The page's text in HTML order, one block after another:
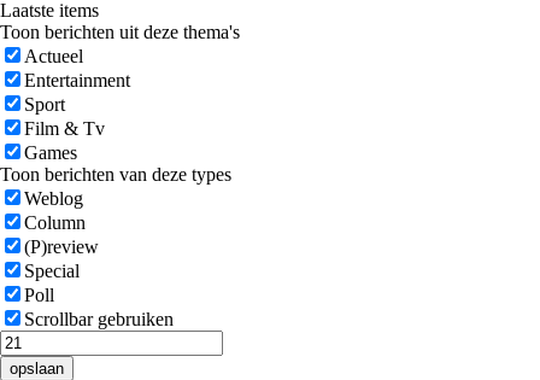
Laatste items
Toon berichten uit deze thema's
Actueel
Entertainment
Sport
Film & Tv
Games
Toon berichten van deze types
Weblog
Column
(P)review
Special
Poll
Scrollbar gebruiken
opslaan